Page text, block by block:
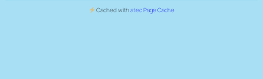
Cached withatec Page Cache